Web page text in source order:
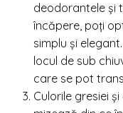
deodorantele și
încăpere, poți
simplu și
locul de sub
care se pot
Culorile gresiei